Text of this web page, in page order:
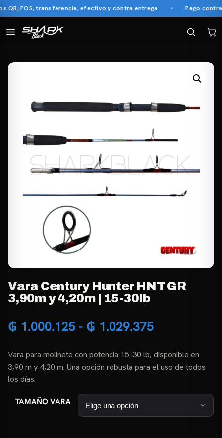
POS, transferencia, efectivo y contra entrega Pago contra
Vara Century Hunter HNT GR
3,90m y 4,20m | 15-30lb
₲ 1.000.125 - ₲ 1.029.375Rango
precios:
₲ 1.000.125
hasta
Vara para molinete con potencia 15-30 lb, disponible en
3,90 m y 4,20 m. Una opción robusta para el uso de todos
los días.
TAMAÑO VARA